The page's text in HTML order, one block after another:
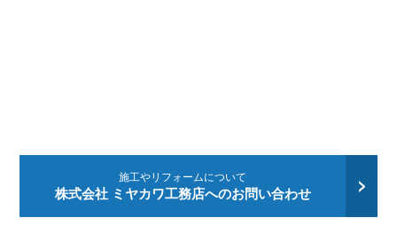
施工やリフォームについて
株式会社 ミヤカワ工務店へのお問い合わせ